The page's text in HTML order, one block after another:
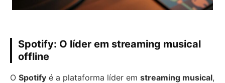
Spotify: O líder em streaming musical
offline
O Spotify é a plataforma líder em streaming musical,